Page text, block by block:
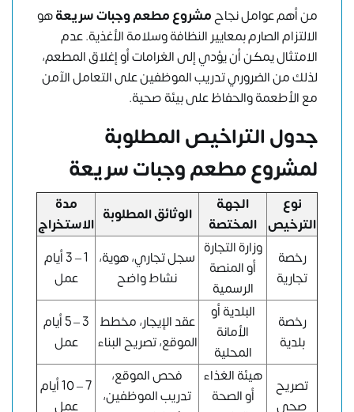
من أهم عوامل نجاحمشروع مطعم وجبات سريعةهو
الالتزام الصارم بمعايير النظافة وسلامة الأغذية. عدم
الامتثال يمكن أن يؤدي إلى الغرامات أو إغلاق المطعم،
لذلك من الضروري تدريب الموظفين على التعامل الآمن
مع الأطعمة والحفاظ على بيئة صحية.
جدول التراخيص المطلوبة
لمشروع مطعم وجبات سريعة
نوع
الترخيص
الجهة
المختصة
الوثائق المطلوبة
مدة
الاستخراج
رخصة
تجارية
وزارة التجارة
أو المنصة
الرسمية
سجل تجاري، هوية،
نشاط واضح
1 – 3 أيام
عمل
رخصة
بلدية
البلدية أو
الأمانة
المحلية
عقد الإيجار، مخطط
الموقع، تصريح البناء
3 – 5 أيام
عمل
تصريح
صحي
هيئة الغذاء
أو الصحة
فحص الموقع،
تدريب الموظفين،
7 – 10 أيام
عمل